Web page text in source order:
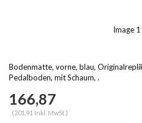
Image 1
Bodenmatte, vorne, blau,
Pedalboden, mit Schaum, .
166,87
(201,91 Inkl. MwSt.)